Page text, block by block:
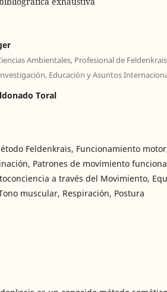
Ambientales, Profesional de
Educación y Asuntos
Toral
Feldenkrais, Funcionamiento
Patrones de movimiento
a través del Movimiento,
muscular, Respiración, Postura